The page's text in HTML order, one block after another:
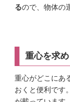
るので、物体の
重心を求め
重心がどこにあ
おくと便利です